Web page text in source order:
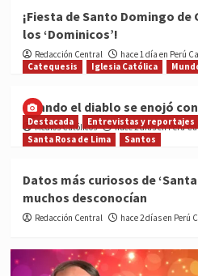
¡Fiesta de Santo Domingo
los ‘Dominicos’!
Redacción Central
hace 1 día en Perú
Catequesis
Iglesia Católica
Cuando el diablo se enojó
Medios Católicos hace 2 días en Perú
Destacada Entrevistas y reportajes
Santa Rosa de Lima
Santos
Datos más curiosos de
muchos desconocían
Redacción Central hace 2 días en Perú